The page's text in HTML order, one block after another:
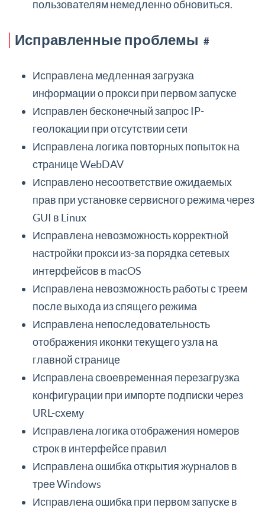
пользователям немедленно обновиться.
Исправленные проблемы #
Исправлена медленная загрузка
информации о прокси при первом запуске
Исправлен бесконечный запрос IP-
геолокации при отсутствии сети
Исправлена логика повторных попыток на
странице WebDAV
Исправлено несоответствие ожидаемых
прав при установке сервисного режима через
GUI в Linux
Исправлена невозможность корректной
настройки прокси из-за порядка сетевых
интерфейсов в macOS
Исправлена невозможность работы с треем
после выхода из спящего режима
Исправлена непоследовательность
отображения иконки текущего узла на
главной странице
Исправлена своевременная перезагрузка
конфигурации при импорте подписки через
URL-схему
Исправлена логика отображения номеров
строк в интерфейсе правил
Исправлена ошибка открытия журналов в
трее Windows
Исправлена ошибка при первом запуске в